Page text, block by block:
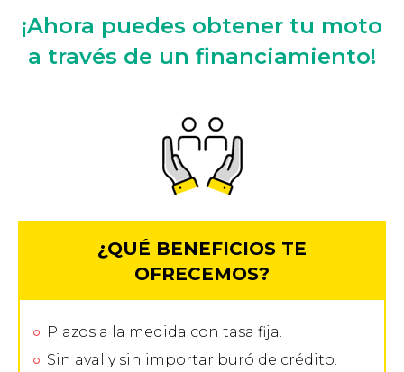
¡Ahora puedes obtener tu moto
a través de un financiamiento!
¿QUÉ BENEFICIOS TE
OFRECEMOS?
Plazos a la medida con tasa fija.
Sin aval y sin importar buró de crédito.